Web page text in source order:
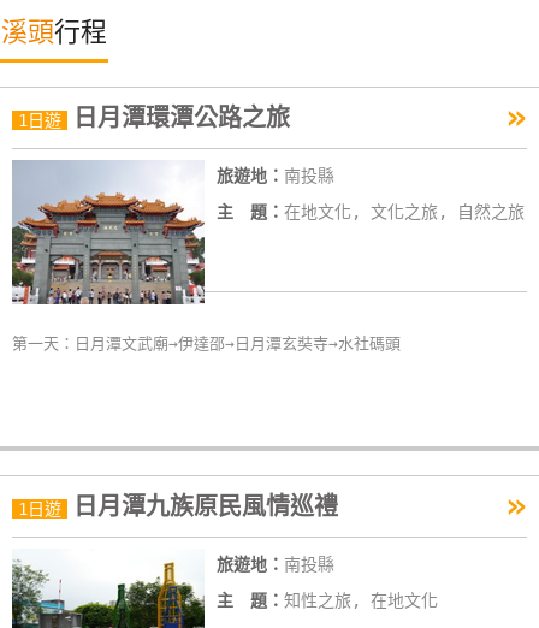
直接跟飯店訂房HOT
特
色
宿
全
租
帶
玩
溪頭行程
1日遊 日月潭環潭公路之旅 »
旅遊地： 南投縣
主 題： 在地文化, 文化之旅, 自然之旅
第一天：日月潭文武廟→伊達邵→日月潭玄奘寺→水社碼頭
1日遊 日月潭九族原民風情巡禮 »
旅遊地： 南投縣
主 題： 知性之旅, 在地文化